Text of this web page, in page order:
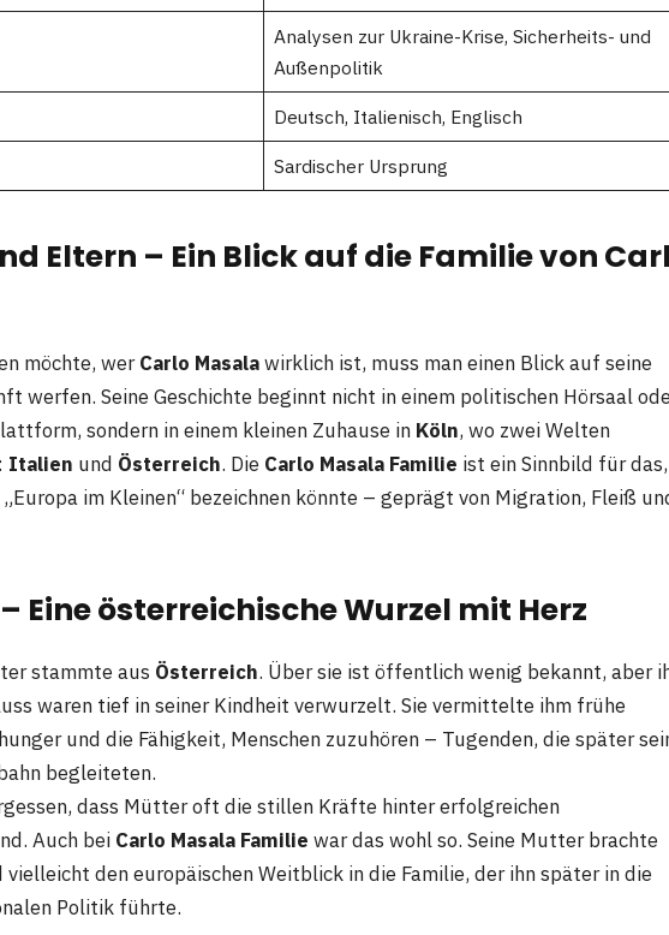
Analysen zur Ukraine-Krise, Sicherheits- und
Außenpolitik
Deutsch, Italienisch, Englisch
Sardischer Ursprung
Eltern – Ein Blick auf die Familie von
möchte, werCarlo Masalawirklich ist, muss man einen Blick auf seine
werfen. Seine Geschichte beginnt nicht in einem politischen Hörsaal
sondern in einem kleinen Zuhause in Köln, wo zwei Welten
Italien und Österreich. Die Carlo Masala Familie ist ein Sinnbild für das,
im Kleinen“ bezeichnen könnte – geprägt von Migration, Fleiß
Eine österreichische Wurzel mit Herz
stammte aus Österreich. Über sie ist öffentlich wenig bekannt, aber
waren tief in seiner Kindheit verwurzelt. Sie vermittelte ihm frühe
und die Fähigkeit, Menschen zuzuhören – Tugenden, die später
begleiteten.
dass Mütter oft die stillen Kräfte hinter erfolgreichen
Auch bei Carlo Masala Familie war das wohl so. Seine Mutter brachte
den europäischen Weitblick in die Familie, der ihn später in die
Politik führte.